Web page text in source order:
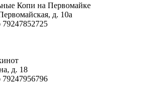
Копи на Первомайке
д. 10а
д. 18